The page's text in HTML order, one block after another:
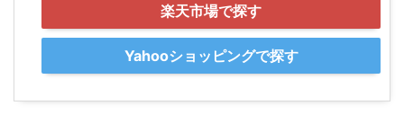
楽天市場で探す
Yahooショッピングで探す